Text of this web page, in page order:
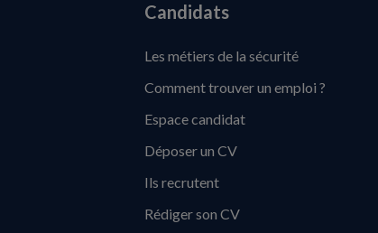
Candidats
Les métiers de la sécurité
Comment trouver un emploi ?
Espace candidat
Déposer un CV
Ils recrutent
Rédiger son CV